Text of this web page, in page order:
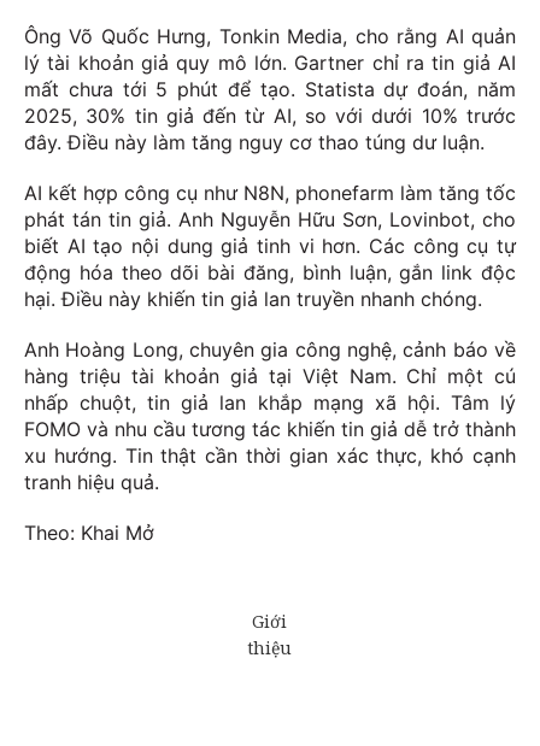
Ông Võ Quốc Hưng, Tonkin Media, cho rằng AI quản
lý tài khoản giả quy mô lớn. Gartner chỉ ra tin giả AI
mất chưa tới 5 phút để tạo. Statista dự đoán, năm
2025, 30% tin giả đến từ AI, so với dưới 10% trước
đây. Điều này làm tăng nguy cơ thao túng dư luận.
AI kết hợp công cụ như N8N, phonefarm làm tăng tốc
phát tán tin giả. Anh Nguyễn Hữu Sơn, Lovinbot, cho
biết AI tạo nội dung giả tinh vi hơn. Các công cụ tự
động hóa theo dõi bài đăng, bình luận, gắn link độc
hại. Điều này khiến tin giả lan truyền nhanh chóng.
Anh Hoàng Long, chuyên gia công nghệ, cảnh báo về
hàng triệu tài khoản giả tại Việt Nam. Chỉ một cú
nhấp chuột, tin giả lan khắp mạng xã hội. Tâm lý
FOMO và nhu cầu tương tác khiến tin giả dễ trở thành
xu hướng. Tin thật cần thời gian xác thực, khó cạnh
tranh hiệu quả.
Theo: Khai Mở